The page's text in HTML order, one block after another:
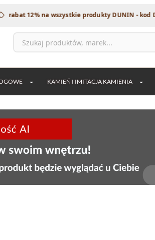
12% na wszystkie produkty DUNIN - kod DUNIN12
KAMIEŃ I IMITACJA KAMIENIA